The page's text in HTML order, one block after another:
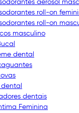
aerosol
roll-on
roll-on
masculino
dental
dental
dentais
Feminina